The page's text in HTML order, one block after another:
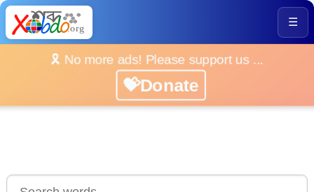
☰
🎗️ No more ads! Please support us ...
💝Donate